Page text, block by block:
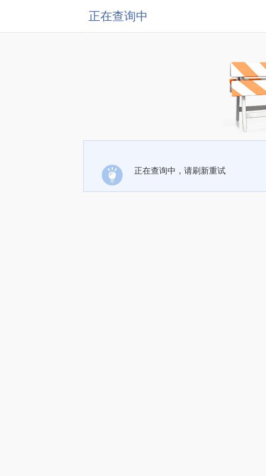
正在查询中
正在查询中，请刷新重试